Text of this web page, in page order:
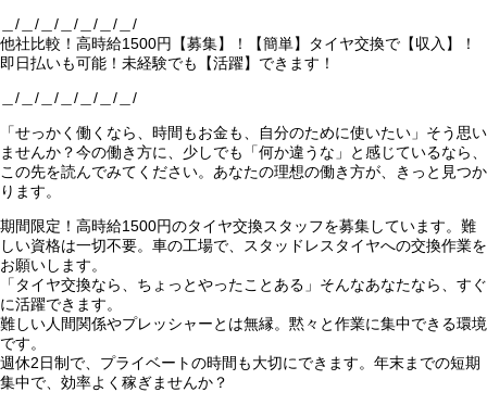
＿/＿/＿/＿/＿/＿/＿/
他社比較！高時給1500円【募集】！【簡単】タイヤ交換で【収入】！
即日払いも可能！未経験でも【活躍】できます！
＿/＿/＿/＿/＿/＿/＿/
「せっかく働くなら、時間もお金も、自分のために使いたい」そう思い
ませんか？今の働き方に、少しでも「何か違うな」と感じているなら、
この先を読んでみてください。あなたの理想の働き方が、きっと見つか
ります。
期間限定！高時給1500円のタイヤ交換スタッフを募集しています。難
しい資格は一切不要。車の工場で、スタッドレスタイヤへの交換作業を
お願いします。
「タイヤ交換なら、ちょっとやったことある」そんなあなたなら、すぐ
に活躍できます。
難しい人間関係やプレッシャーとは無縁。黙々と作業に集中できる環境
です。
週休2日制で、プライベートの時間も大切にできます。年末までの短期
集中で、効率よく稼ぎませんか？